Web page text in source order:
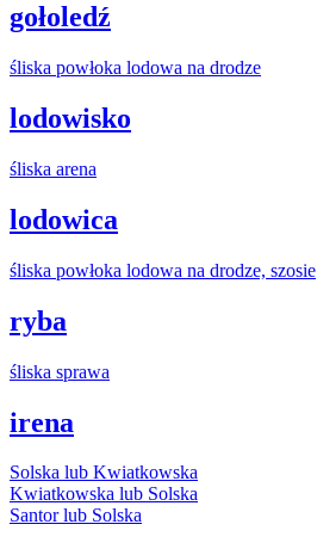
gołoledź
śliska powłoka lodowa na drodze
lodowisko
śliska arena
lodowica
śliska powłoka lodowa na drodze, szosie
ryba
śliska sprawa
irena
Solska lub Kwiatkowska
Kwiatkowska lub Solska
Santor lub Solska